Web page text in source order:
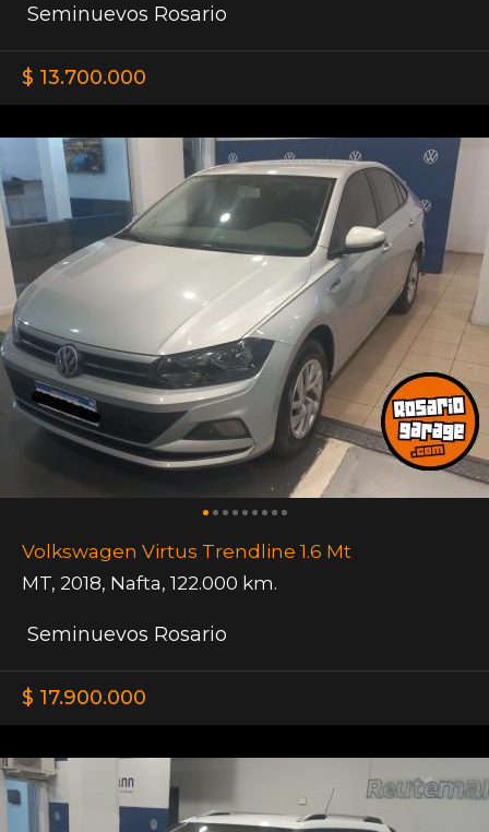
Seminuevos Rosario
$ 13.700.000
Volkswagen Virtus Trendline 1.6 Mt
MT, 2018, Nafta, 122.000 km.
Seminuevos Rosario
$ 17.900.000